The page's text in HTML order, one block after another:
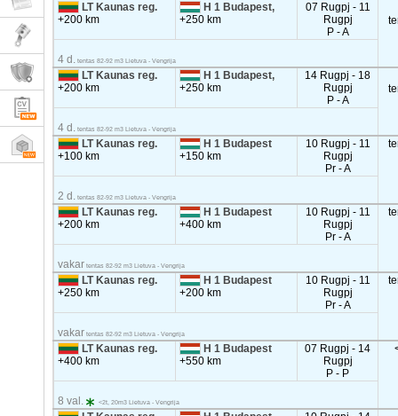
LT Kaunas reg.
+200 km
H 1 Budapest,
+250 km
07 Rugpj - 11
Rugpj
P - A
4 d. tentas 82-92 m3 Lietuva - Vengrija
LT Kaunas reg.
+200 km
H 1 Budapest,
+250 km
14 Rugpj - 18
Rugpj
P - A
4 d. tentas 82-92 m3 Lietuva - Vengrija
LT Kaunas reg.
+100 km
H 1 Budapest
+150 km
10 Rugpj - 11
Rugpj
Pr - A
2 d. tentas 82-92 m3 Lietuva - Vengrija
LT Kaunas reg.
+200 km
H 1 Budapest
+400 km
10 Rugpj - 11
Rugpj
Pr - A
vakar tentas 82-92 m3 Lietuva - Vengrija
LT Kaunas reg.
+250 km
H 1 Budapest
+200 km
10 Rugpj - 11
Rugpj
Pr - A
vakar tentas 82-92 m3 Lietuva - Vengrija
LT Kaunas reg.
+400 km
H 1 Budapest
+550 km
07 Rugpj - 14
Rugpj
P - P
8 val. <2t, 20m3 Lietuva - Vengrija